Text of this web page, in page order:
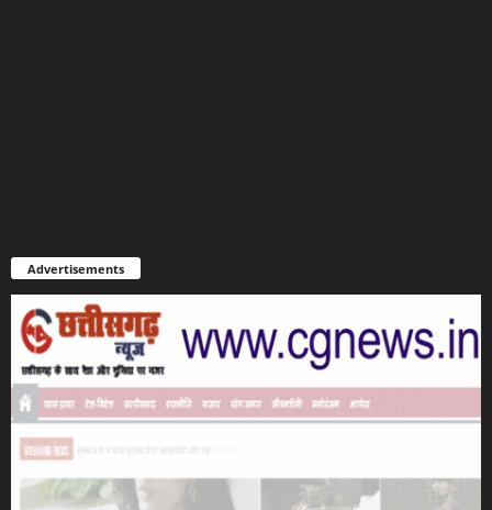
Advertisements